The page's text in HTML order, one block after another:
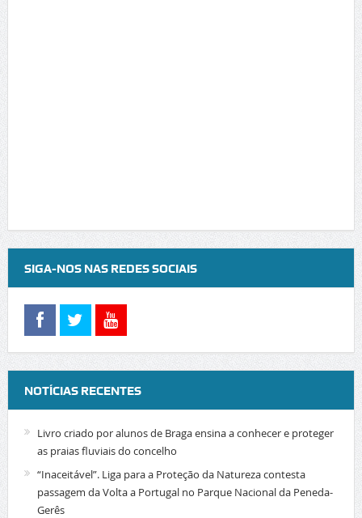
SIGA-NOS NAS REDES SOCIAIS
NOTÍCIAS RECENTES
Livro criado por alunos de Braga ensina a conhecer e proteger
as praias fluviais do concelho
“Inaceitável”. Liga para a Proteção da Natureza contesta
passagem da Volta a Portugal no Parque Nacional da Peneda-
Gerês